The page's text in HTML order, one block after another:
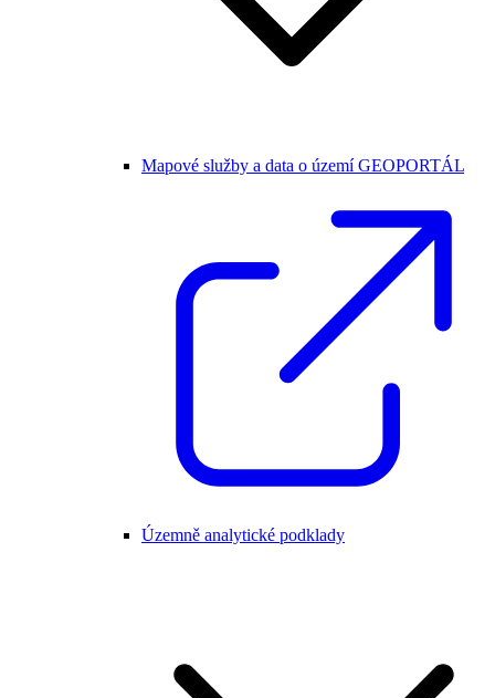
Mapové služby a data o území GEOPORTÁL
Územně analytické podklady